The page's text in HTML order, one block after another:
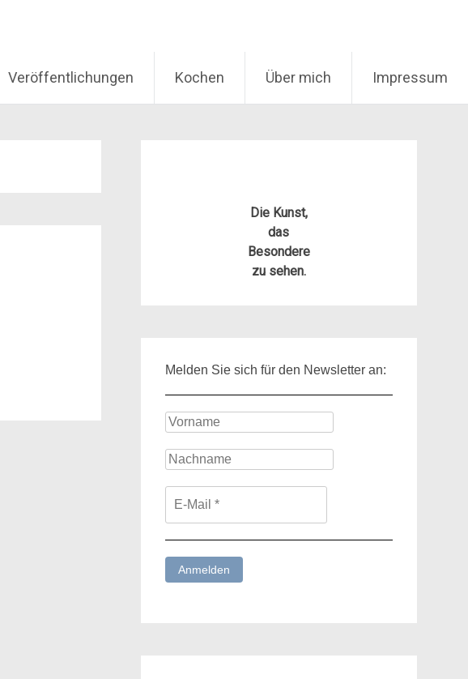
Veröffentlichungen Kochen Über mich Impressum
Die Kunst,
das
Besondere
zu sehen.
Melden Sie sich für den Newsletter an: